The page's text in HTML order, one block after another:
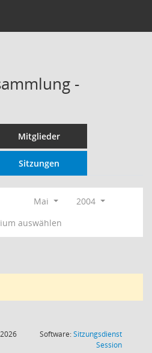
-
Mitglieder
Sitzungen
Mai
2004
auswählen
Software:Sitzungsdienst
Session(Wird in